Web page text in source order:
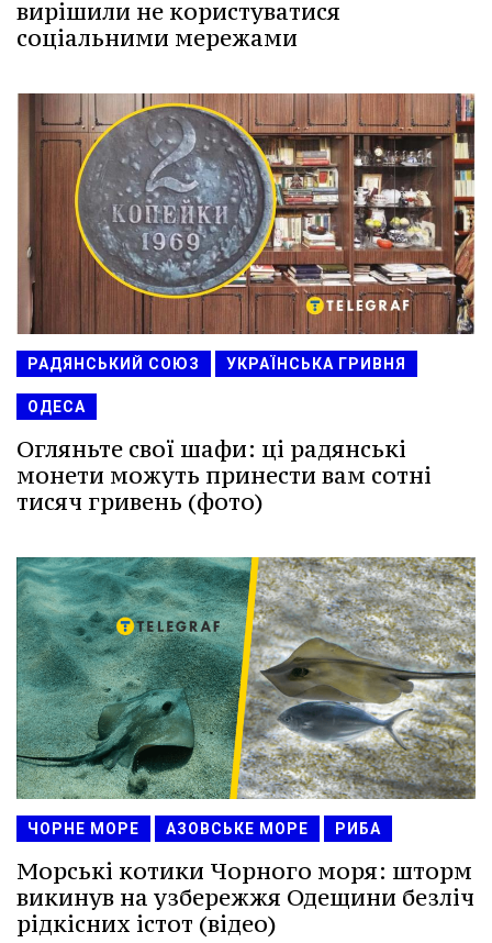
вирішили не користуватися
соціальними мережами
РАДЯНСЬКИЙ СОЮЗ УКРАЇНСЬКА ГРИВНЯ
ОДЕСА
Огляньте свої шафи: ці радянські
монети можуть принести вам сотні
тисяч гривень (фото)
ЧОРНЕ МОРЕ АЗОВСЬКЕ МОРЕ РИБА
Морські котики Чорного моря: шторм
викинув на узбережжя Одещини безліч
рідкісних істот (відео)